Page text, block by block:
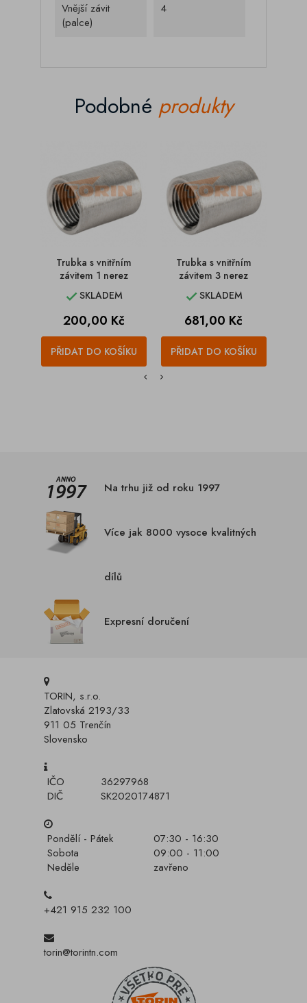
Vnější závit
(palce)
4
Podobné produkty
Trubka s vnitřním
závitem 1 nerez
SKLADEM
Cena
200,00 Kč
PŘIDAT DO KOŠÍKU
Trubka s vnitřním
závitem 3 nerez
SKLADEM
Cena
681,00 Kč
PŘIDAT DO KOŠÍKU
Na trhu již od roku 1997
Více jak 8000 vysoce kvalitných
dílů
Expresní doručení
TORIN, s.r.o.
Zlatovská 2193/33
911 05 Trenčín
Slovensko
IČO
36297968
DIČ
SK2020174871
Pondělí - Pátek
07:30 - 16:30
Sobota
09:00 - 11:00
Neděle
zavřeno
+421 915 232 100
torin@torintn.com